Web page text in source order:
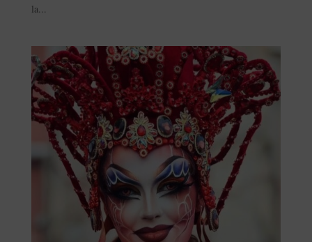
la...